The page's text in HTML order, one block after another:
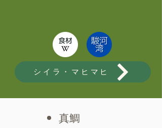
シイラ・マヒマヒ
真鯛